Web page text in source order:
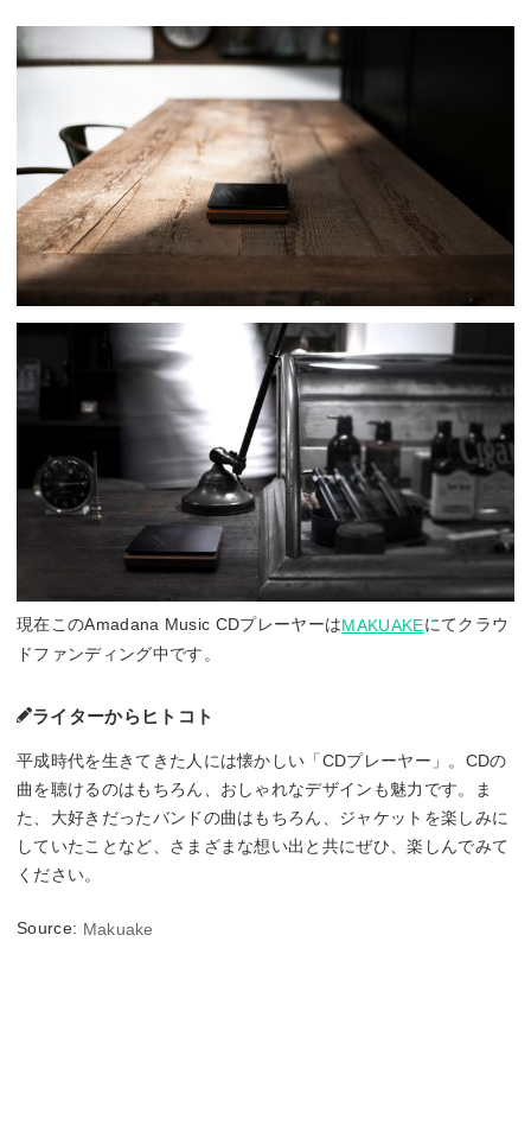
現在このAmadana Music CDプレーヤーはMAKUAKEにてクラウ
ドファンディング中です。
ライターからヒトコト
平成時代を生きてきた人には懐かしい「CDプレーヤー」。CDの
曲を聴けるのはもちろん、おしゃれなデザインも魅力です。ま
た、大好きだったバンドの曲はもちろん、ジャケットを楽しみに
していたことなど、さまざまな想い出と共にぜひ、楽しんでみて
ください。
Source: Makuake